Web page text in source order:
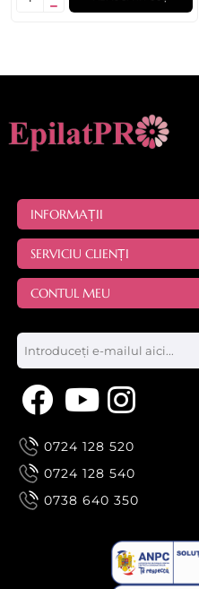
INFORMAȚII
SERVICIU CLIENȚI
CONTUL MEU
0724 128 520
0724 128 540
0738 640 350